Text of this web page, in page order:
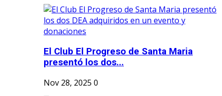
El Club El Progreso de Santa Maria
presentó los dos...
Nov 28, 2025 0